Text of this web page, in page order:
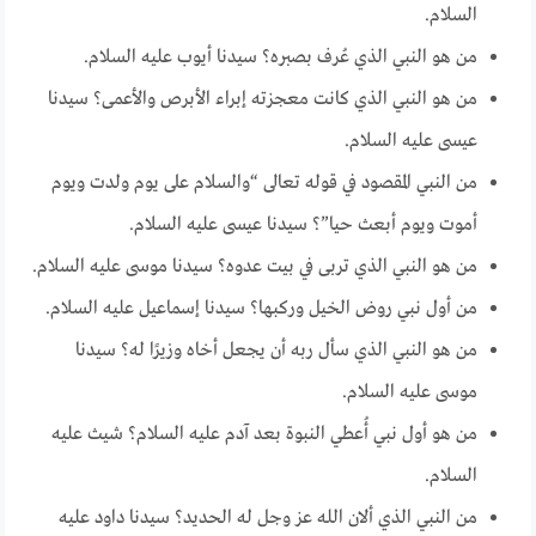
السلام.
من هو النبي الذي عُرف بصبره؟ سيدنا أيوب عليه السلام.
من هو النبي الذي كانت معجزته إبراء الأبرص والأعمى؟ سيدنا
عيسى عليه السلام.
من النبي المقصود في قوله تعالى “والسلام على يوم ولدت ويوم
أموت ويوم أبعث حيا”؟ سيدنا عيسى عليه السلام.
من هو النبي الذي تربى في بيت عدوه؟ سيدنا موسى عليه السلام.
من أول نبي روض الخيل وركبها؟ سيدنا إسماعيل عليه السلام.
من هو النبي الذي سأل ربه أن يجعل أخاه وزيرًا له؟ سيدنا
موسى عليه السلام.
من هو أول نبي أُعطي النبوة بعد آدم عليه السلام؟ شيث عليه
السلام.
من النبي الذي ألان الله عز وجل له الحديد؟ سيدنا داود عليه